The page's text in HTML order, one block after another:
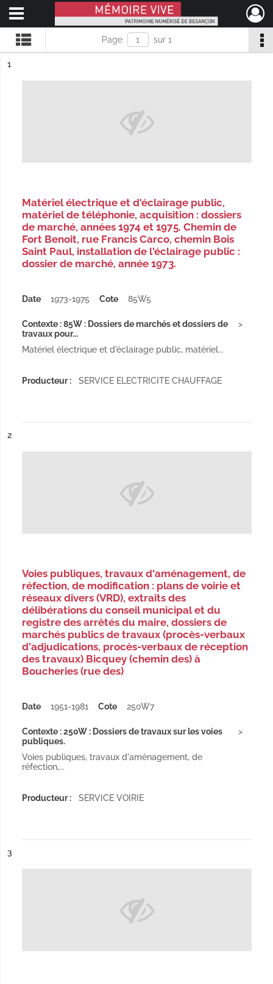
Mémoire Vive patrimoine numérisé de Besançon
Ouvrir le menu déroulant
Page sur 1
n°
1
Matériel électrique et d'éclairage public,
matériel de téléphonie, acquisition : dossiers
de marché, années 1974 et 1975. Chemin de
Fort Benoit, rue Francis Carco, chemin Bois
Saint Paul, installation de l'éclairage public :
dossier de marché, année 1973.
Date 1973-1975 Cote 85W5
Contexte : 85W : Dossiers de marchés et dossiers de
travaux pour...
Matériel électrique et d'éclairage public, matériel...
Producteur : SERVICE ELECTRICITE CHAUFFAGE
n°
2
Voies publiques, travaux d'aménagement, de
réfection, de modification : plans de voirie et
réseaux divers (VRD), extraits des
délibérations du conseil municipal et du
registre des arrêtés du maire, dossiers de
marchés publics de travaux (procès-verbaux
d'adjudications, procès-verbaux de réception
des travaux) Bicquey (chemin des) à
Boucheries (rue des)
Date 1951-1981 Cote 250W7
Contexte : 250W : Dossiers de travaux sur les voies
publiques.
Voies publiques, travaux d'aménagement, de
réfection,...
Producteur : SERVICE VOIRIE
n°
3